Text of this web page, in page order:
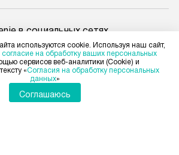
в социальных сетях
Для физических лиц
ru.ru
Для юридических лиц
используются cookie. Используя наш сайт,
согласие на обработку ваших персональных
сервисов веб-аналитики (Cookie) и
«Согласия на обработку персональных
данных»
Соглашаюсь